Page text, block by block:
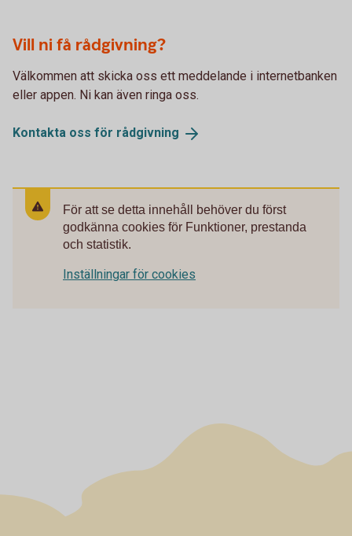
Vill ni få rådgivning?
Välkommen att skicka oss ett meddelande i internetbanken
eller appen. Ni kan även ringa oss.
Kontakta oss för rådgivning
För att se detta innehåll behöver du först
godkänna cookies för Funktioner, prestanda
och statistik.
Inställningar för cookies